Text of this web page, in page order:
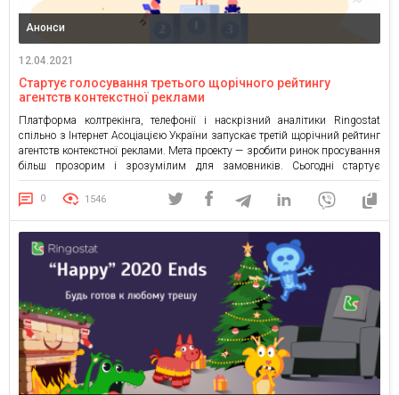
Анонси
12.04.2021
Стартує голосування третього щорічного рейтингу
агентств контекстної реклами
Платформа колтрекінга, телефонії і наскрізний аналітики Ringostat
спільно з Інтернет Асоціацією України запускає третій щорічний рейтинг
агентств контекстної реклами. Мета проекту — зробити ринок просування
більш прозорим і зрозумілим для замовників. Сьогодні стартує
голосування користувачів — вибирайте краще, на ваш погляд, агентство
на сайті рейтингу. Це вже другий рейтинг, який Ringostat проводить з
0 1546